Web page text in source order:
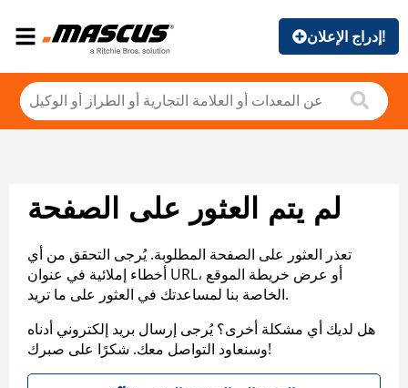
إدراج الإعلان!
لم يتم العثور على الصفحة
تعذر العثور على الصفحة المطلوبة. يُرجى التحقق من أي
أخطاء إملائية في عنوان URL، أو عرض خريطة الموقع
الخاصة بنا لمساعدتك في العثور على ما تريد.
هل لديك أي مشكلة أخرى؟ يُرجى إرسال بريد إلكتروني أدناه
وسنعاود التواصل معك. شكرًا على صبرك!